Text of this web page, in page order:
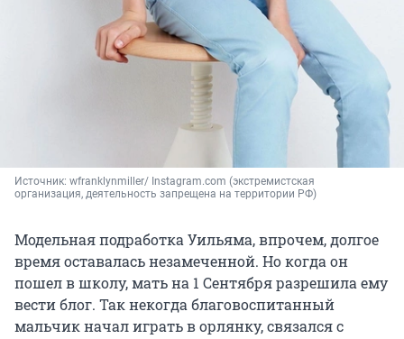
Источник: wfranklynmiller/ Instagram.com (экстремистская
организация, деятельность запрещена на территории РФ)
Модельная подработка Уильяма, впрочем, долгое
время оставалась незамеченной. Но когда он
пошел в школу, мать на 1 Сентября разрешила ему
вести блог. Так некогда благовоспитанный
мальчик начал играть в орлянку, связался с